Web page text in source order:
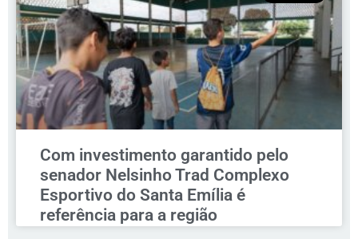
Com investimento garantido pelo
senador Nelsinho Trad Complexo
Esportivo do Santa Emília é
referência para a região